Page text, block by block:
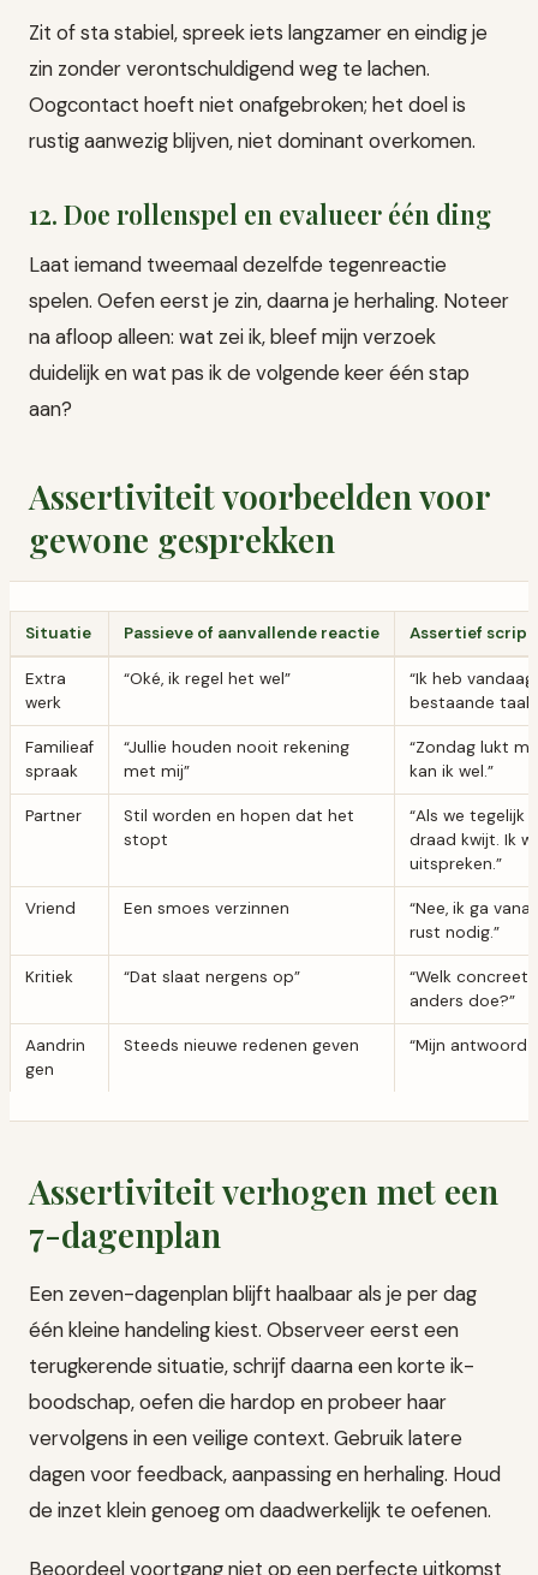
Zit of sta stabiel, spreek iets langzamer en eindig je
zin zonder verontschuldigend weg te lachen.
Oogcontact hoeft niet onafgebroken; het doel is
rustig aanwezig blijven, niet dominant overkomen.
12. Doe rollenspel en evalueer één ding
Laat iemand tweemaal dezelfde tegenreactie
spelen. Oefen eerst je zin, daarna je herhaling. Noteer
na afloop alleen: wat zei ik, bleef mijn verzoek
duidelijk en wat pas ik de volgende keer één stap
aan?
Assertiviteit voorbeelden voor
gewone gesprekken
Situatie Passieve of aanvallende reactie Assertief script
Extra
werk
“Oké, ik regel het wel”
“Ik heb
bestaande taak
Familieaf
spraak
“Jullie houden nooit rekening
met mij”
“Zondag lukt
kan ik wel.”
Partner
Stil worden en hopen dat het
stopt
“Als we tegelijk
draad kwijt. Ik
uitspreken.”
Vriend Een smoes verzinnen
“Nee, ik ga
rust nodig.”
Kritiek “Dat slaat nergens op”
“Welk concreet
anders doe?”
Aandrin
gen
Steeds nieuwe redenen geven “Mijn antwoord
Assertiviteit verhogen met een
7-dagenplan
Een zeven-dagenplan blijft haalbaar als je per dag
één kleine handeling kiest. Observeer eerst een
terugkerende situatie, schrijf daarna een korte ik-
boodschap, oefen die hardop en probeer haar
vervolgens in een veilige context. Gebruik latere
dagen voor feedback, aanpassing en herhaling. Houd
de inzet klein genoeg om daadwerkelijk te oefenen.
Beoordeel voortgang niet op een perfecte uitkomst